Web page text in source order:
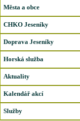
Města a obce
CHKO Jeseníky
Doprava Jeseníky
Horská služba
Aktuality
Kalendář akcí
Služby